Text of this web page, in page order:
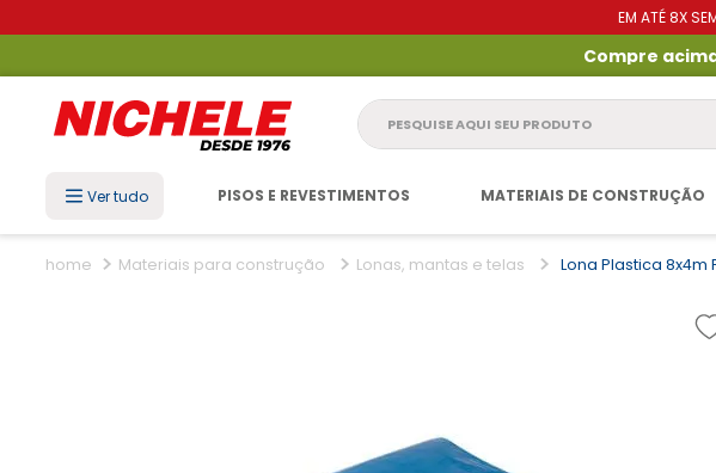
EM ATÉ 8X
Compre
Pesquise aqui seu produto
Ver tudo PISOS E REVESTIMENTOS MATERIAIS DE CONSTRUÇÃO
Materiais para construção Lonas, mantas e telas Lona Plastica 8x4m